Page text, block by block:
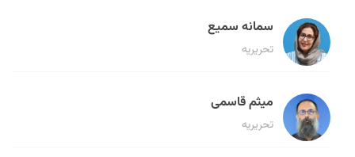
سمانه سمیع
تحریریه
میثم قاسمی
تحریریه